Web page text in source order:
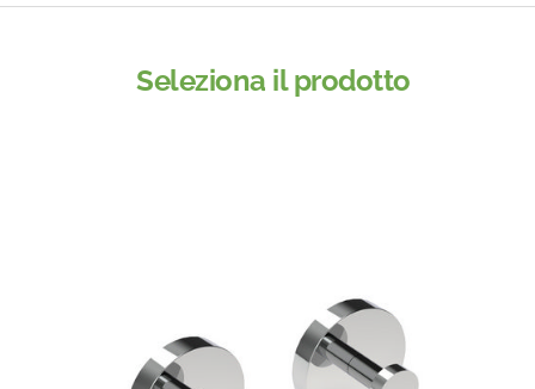
Seleziona il prodotto